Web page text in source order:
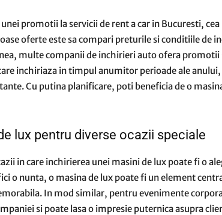
unei promotii la servicii de rent a car in Bucuresti,
oferte este sa compari preturile si conditiile de
multe companii de inchirieri auto ofera
inchiriaza in timpul anumitor perioade ale
Cu putina planificare, poti beneficia de o
lux pentru diverse ocazii speciale
in care inchirierea unei masini de lux poate fi o
o nunta, o masina de lux poate fi un element
In mod similar, pentru evenimente
si poate lasa o impresie puternica asupra